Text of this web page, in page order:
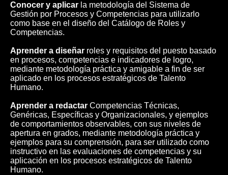
Conocer y aplicar la metodología del Sistema de
Gestión por Procesos y Competencias para utilizarlo
como base en el diseño del Catálogo de Roles y
Competencias.
Aprender a diseñar roles y requisitos del puesto basado
en procesos, competencias e indicadores de logro,
mediante metodología práctica y amigable a fin de ser
aplicado en los procesos estratégicos de Talento
Humano.
Aprender a redactar Competencias Técnicas,
Genéricas, Específicas y Organizacionales, y ejemplos
de comportamientos observables, con sus niveles de
apertura en grados, mediante metodología práctica y
ejemplos para su comprensión, para ser utilizado como
instructivo en las evaluaciones de competencias y su
aplicación en los procesos estratégicos de Talento
Humano.